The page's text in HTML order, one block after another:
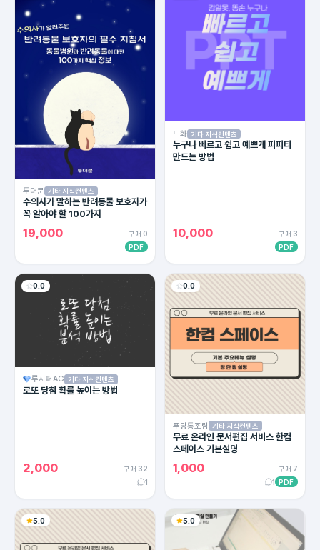
투더문 기타 지식컨텐츠
수의사가 말하는 반려동물 보호자가
꼭 알아야 할 100가지
19,000
구매 0
PDF
느화 기타 지식컨텐츠
누구나 빠르고 쉽고 예쁘게 피피티
만드는 방법
10,000
구매 3
PDF
0.0
루시퍼AG 기타 지식컨텐츠
로또 당첨 확률 높이는 방법
2,000
구매 32
1
0.0
푸딩통조림 기타 지식컨텐츠
무료 온라인 문서편집 서비스 한컴
스페이스 기본설명
1,000
구매 7
1 PDF
5.0 5.0